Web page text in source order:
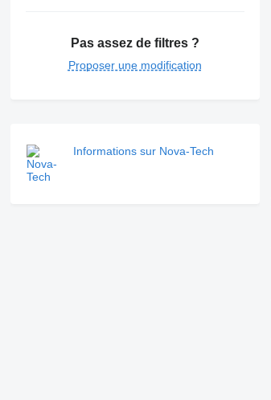
Pas assez de filtres ?
Proposer une modification
Informations sur Nova-Tech